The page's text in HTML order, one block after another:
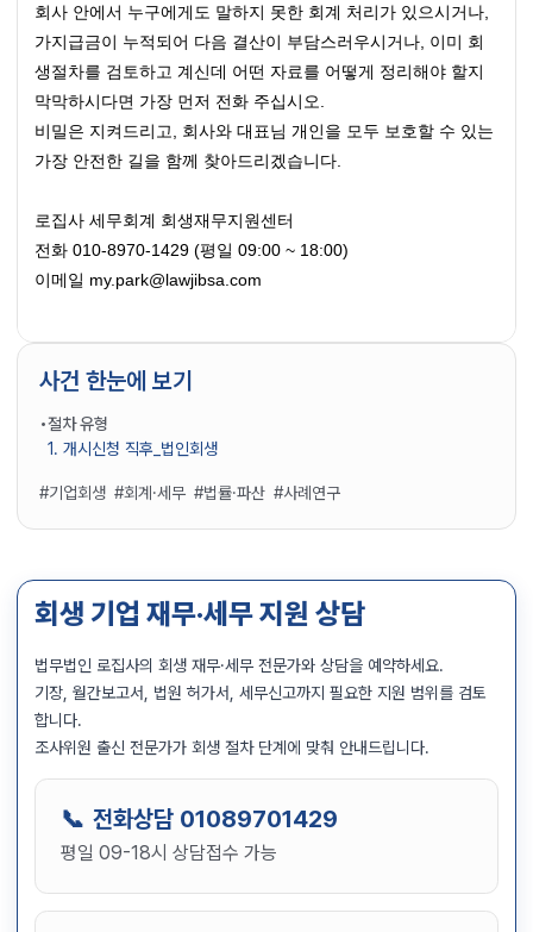
회사 안에서 누구에게도 말하지 못한 회계 처리가 있으시거나,
가지급금이 누적되어 다음 결산이 부담스러우시거나, 이미 회
생절차를 검토하고 계신데 어떤 자료를 어떻게 정리해야 할지
막막하시다면 가장 먼저 전화 주십시오.
비밀은 지켜드리고, 회사와 대표님 개인을 모두 보호할 수 있는
가장 안전한 길을 함께 찾아드리겠습니다.
로집사 세무회계 회생재무지원센터
전화 010-8970-1429 (평일 09:00 ~ 18:00)
이메일 my.park@lawjibsa.com
사건 한눈에 보기
절차 유형
1. 개시신청 직후_법인회생
#기업회생 #회계·세무 #법률·파산 #사례연구
회생 기업 재무·세무 지원 상담
법무법인 로집사의 회생 재무·세무 전문가와 상담을 예약하세요.
기장, 월간보고서, 법원 허가서, 세무신고까지 필요한 지원 범위를 검토
합니다.
조사위원 출신 전문가가 회생 절차 단계에 맞춰 안내드립니다.
전화상담 01089701429
평일 09-18시 상담접수 가능